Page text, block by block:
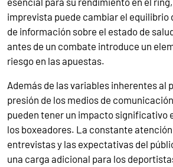
imprevista puede cambiar el equilibrio
de información sobre el estado de
antes de un combate introduce un
riesgo en las apuestas.
Además de las variables inherentes al
presión de los medios de
pueden tener un impacto significativo
los boxeadores. La constante
entrevistas y las expectativas del
una carga adicional para los